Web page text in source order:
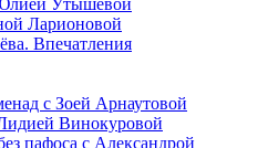
Утышевой
Ларионовой
Впечатления
с Зоей Арнаутовой
Винокуровой
пафоса с Александрой